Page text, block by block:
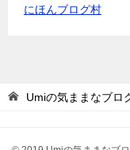
にほんブログ村
Umiの気ままなブロ